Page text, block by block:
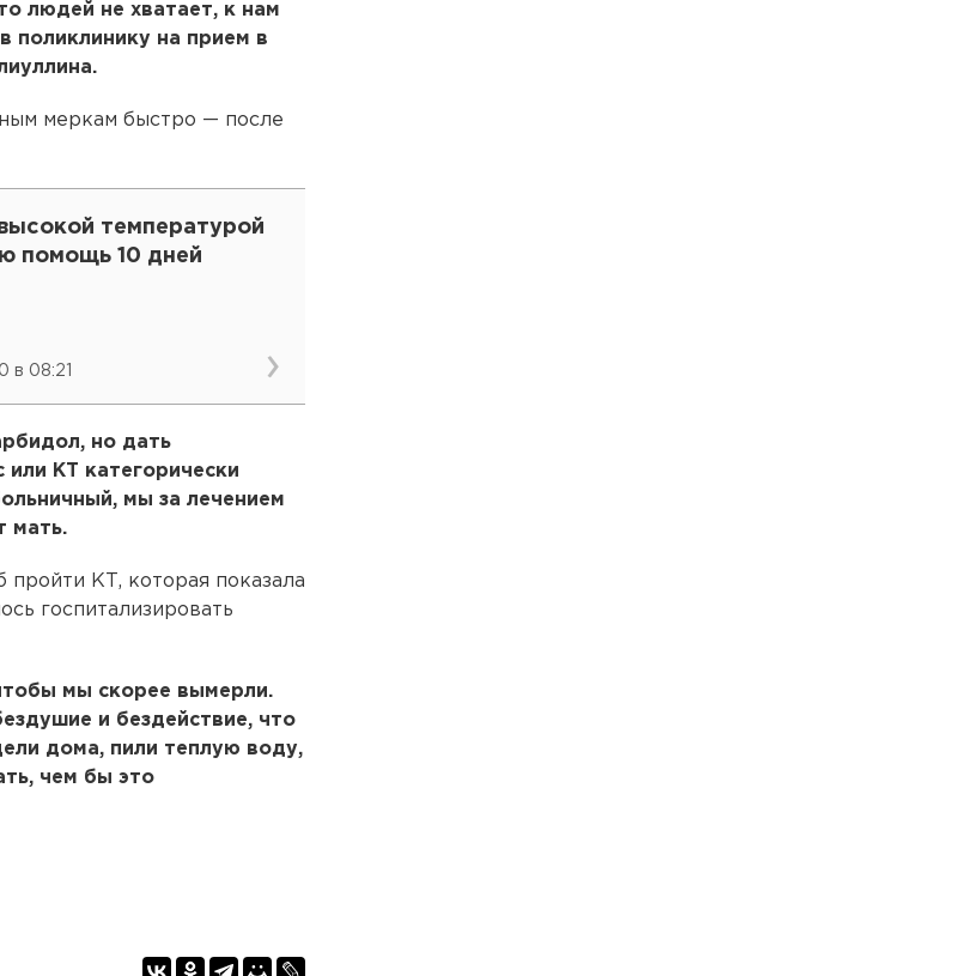
людей не хватает, к нам
поликлинику на прием в
меркам быстро — после
температурой
помощь 10 дней
в 08:21
но дать
или КТ категорически
мы за лечением
мать.
КТ, которая показала
госпитализировать
мы скорее вымерли.
и бездействие, что
дома, пили теплую воду,
чем бы это